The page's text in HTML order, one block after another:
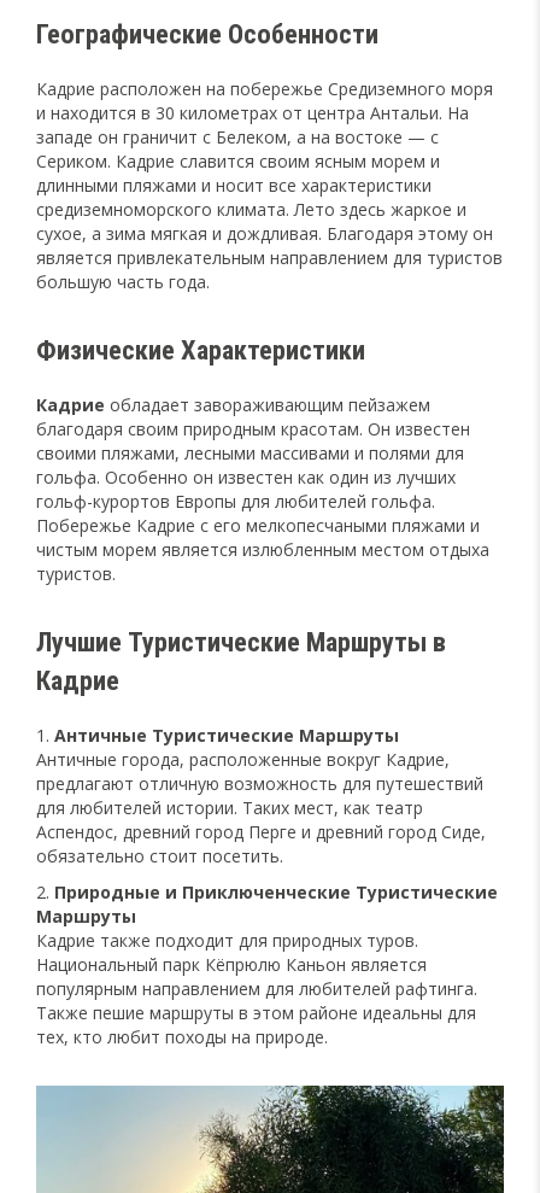
Географические Особенности
Кадрие расположен на побережье Средиземного моря
и находится в 30 километрах от центра Антальи. На
западе он граничит с Белеком, а на востоке — с
Сериком. Кадрие славится своим ясным морем и
длинными пляжами и носит все характеристики
средиземноморского климата. Лето здесь жаркое и
сухое, а зима мягкая и дождливая. Благодаря этому он
является привлекательным направлением для туристов
большую часть года.
Физические Характеристики
Кадрие обладает завораживающим пейзажем
благодаря своим природным красотам. Он известен
своими пляжами, лесными массивами и полями для
гольфа. Особенно он известен как один из лучших
гольф-курортов Европы для любителей гольфа.
Побережье Кадрие с его мелкопесчаными пляжами и
чистым морем является излюбленным местом отдыха
туристов.
Лучшие Туристические Маршруты в
Кадрие
Античные Туристические Маршруты
Античные города, расположенные вокруг Кадрие,
предлагают отличную возможность для путешествий
для любителей истории. Таких мест, как театр
Аспендос, древний город Перге и древний город Сиде,
обязательно стоит посетить.
Природные и Приключенческие Туристические
Маршруты
Кадрие также подходит для природных туров.
Национальный парк Кёпрюлю Каньон является
популярным направлением для любителей рафтинга.
Также пешие маршруты в этом районе идеальны для
тех, кто любит походы на природе.